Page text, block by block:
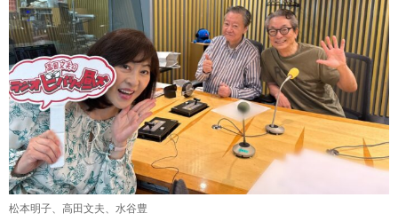
松本明子、高田文夫、水谷豊